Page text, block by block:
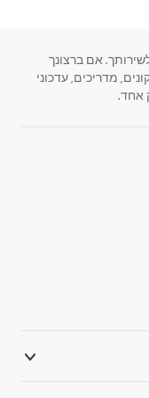
אם ברצונך
מדריכים, עדכוני